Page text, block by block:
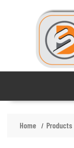
Home Products